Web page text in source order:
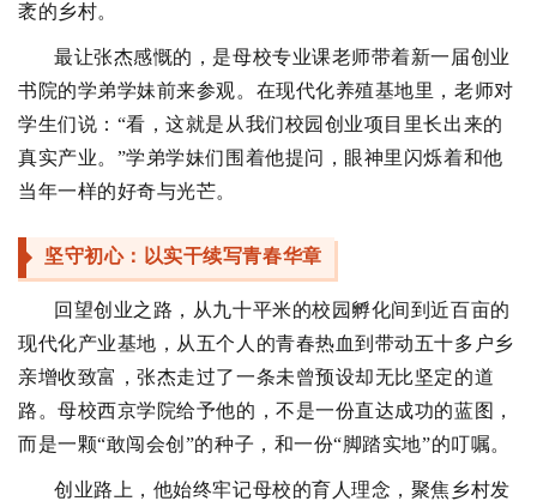
袤的乡村。
最让张杰感慨的，是母校专业课老师带着新一届创业
书院的学弟学妹前来参观。在现代化养殖基地里，老师对
学生们说：“看，这就是从我们校园创业项目里长出来的
真实产业。”学弟学妹们围着他提问，眼神里闪烁着和他
当年一样的好奇与光芒。
坚守初心：以实干续写青春华章
回望创业之路，从九十平米的校园孵化间到近百亩的
现代化产业基地，从五个人的青春热血到带动五十多户乡
亲增收致富，张杰走过了一条未曾预设却无比坚定的道
路。母校西京学院给予他的，不是一份直达成功的蓝图，
而是一颗“敢闯会创”的种子，和一份“脚踏实地”的叮嘱。
创业路上，他始终牢记母校的育人理念，聚焦乡村发